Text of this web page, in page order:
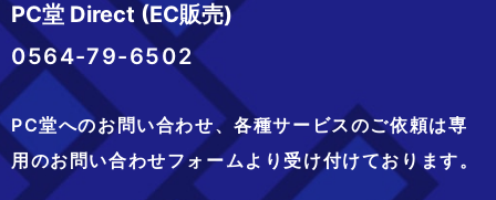
PC堂 Direct (EC販売)
0564-79-6502
PC堂へのお問い合わせ、各種サービスのご依頼は専
用のお問い合わせフォームより 受け付けております。